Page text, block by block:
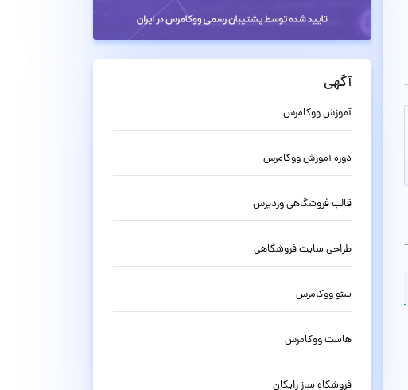
آگهی
آموزش ووکامرس
دوره آموزش ووکامرس
قالب فروشگاهی وردپرس
طراحی سایت فروشگاهی
سئو ووکامرس
هاست ووکامرس
فروشگاه ساز رایگان